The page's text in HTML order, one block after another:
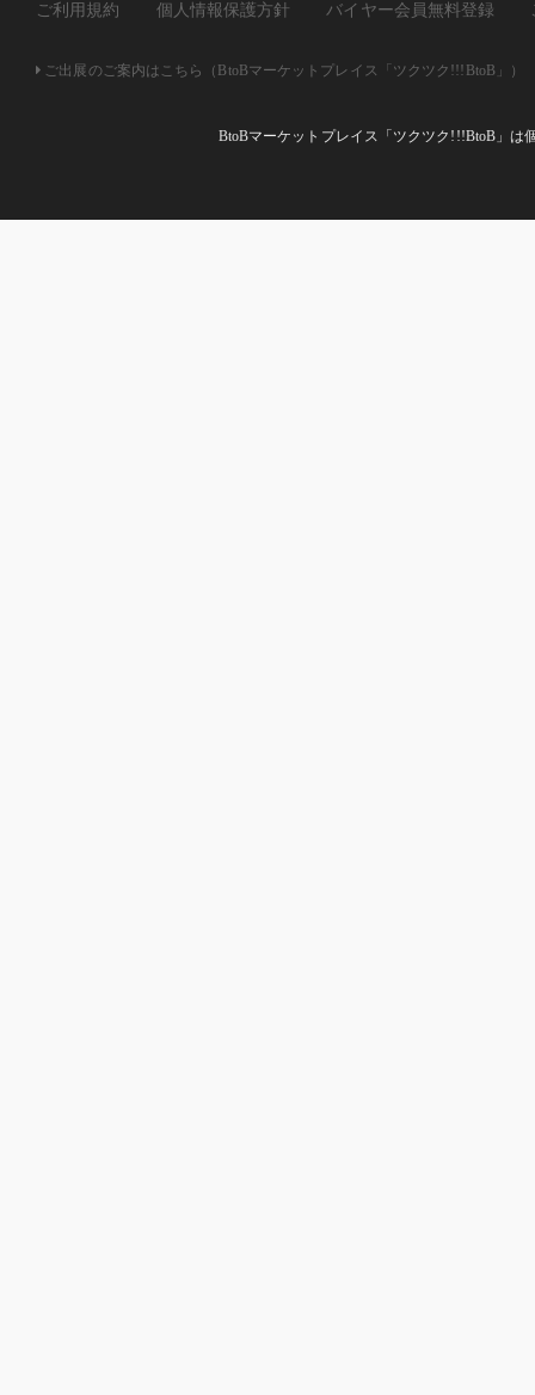
ご利用規約 個人情報保護方針 バイヤー会員無料登録
ご出展のご案内はこちら（BtoBマーケットプレイス「ツクツク!!!BtoB」）
BtoBマーケットプレイス「ツクツク!!!BtoB」は